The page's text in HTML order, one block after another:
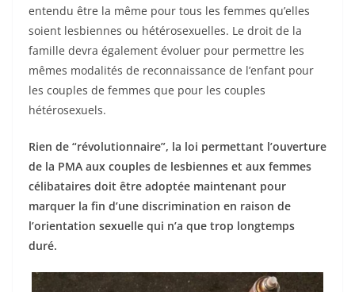
entendu être la même pour tous les femmes qu’elles
soient lesbiennes ou hétérosexuelles. Le droit de la
famille devra également évoluer pour permettre les
mêmes modalités de reconnaissance de l’enfant pour
les couples de femmes que pour les couples
hétérosexuels.
Rien de “révolutionnaire”, la loi permettant l’ouverture
de la PMA aux couples de lesbiennes et aux femmes
célibataires doit être adoptée maintenant pour
marquer la fin d’une discrimination en raison de
l’orientation sexuelle qui n’a que trop longtemps
duré.